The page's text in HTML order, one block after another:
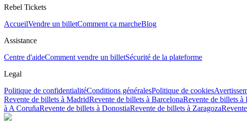
Rebel Tickets
AccueilVendre un billetComment ça marcheBlog
Assistance
Centre d'aideComment vendre un billetSécurité de la plateforme
Legal
Politique de confidentialitéConditions généralesPolitique de cookies
Revente de billets à MadridRevente de billets à BarcelonaRevente de billets à
à A CoruñaRevente de billets à DonostiaRevente de billets à Zaragoza